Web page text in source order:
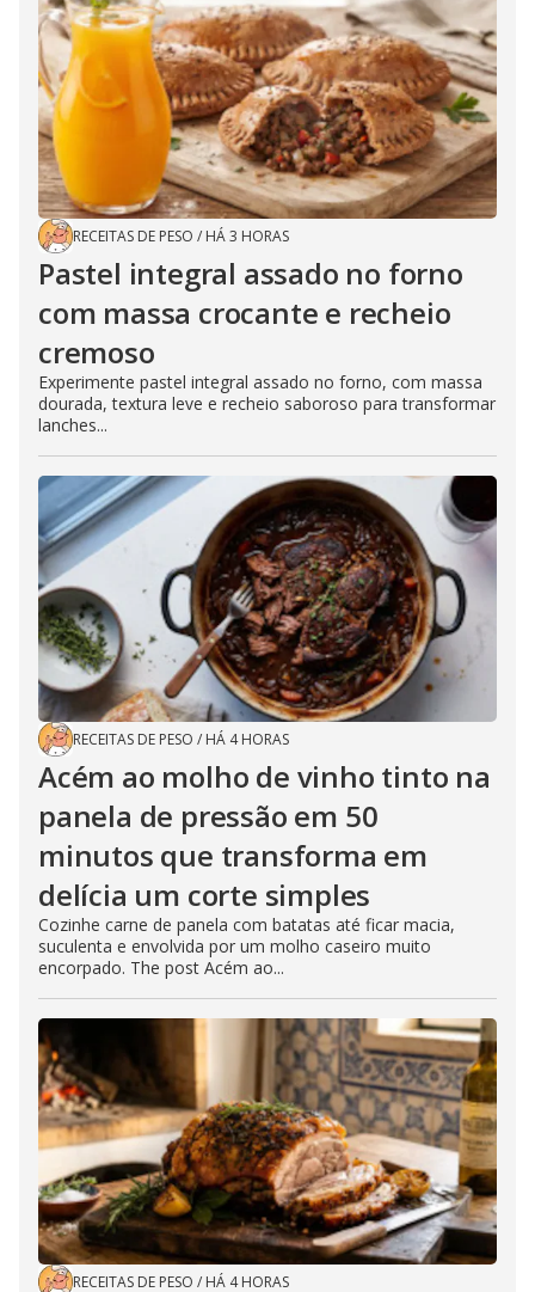
RECEITAS DE PESO / HÁ 3 HORAS
Pastel integral assado no forno
com massa crocante e recheio
cremoso
Experimente pastel integral assado no forno, com massa
dourada, textura leve e recheio saboroso para transformar
lanches...
RECEITAS DE PESO / HÁ 4 HORAS
Acém ao molho de vinho tinto na
panela de pressão em 50
minutos que transforma em
delícia um corte simples
Cozinhe carne de panela com batatas até ficar macia,
suculenta e envolvida por um molho caseiro muito
encorpado. The post Acém ao...
RECEITAS DE PESO / HÁ 4 HORAS